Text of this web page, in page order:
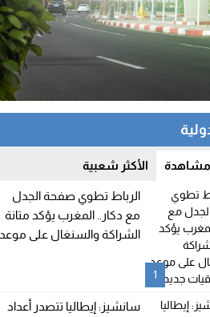
مشاهدة الأكثر شعبية
1
الرباط تطوي صفحة الجدل
مع دكار.. المغرب يؤكد متانة
الشراكة والسنغال على موعد
سانشيز: إيطاليا تتصدر أعداد